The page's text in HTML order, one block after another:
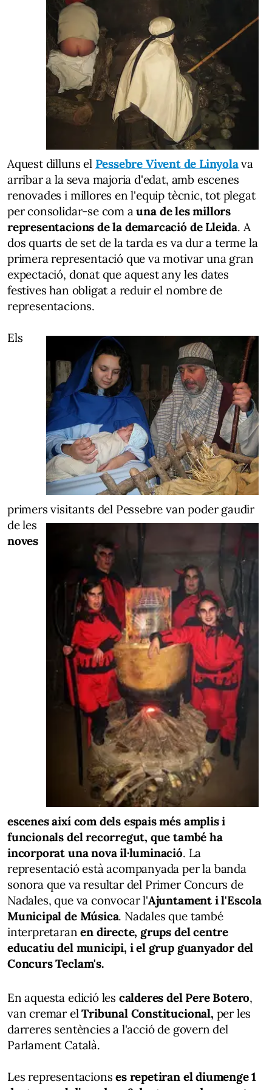
Aquest dilluns el Pessebre Vivent de Linyolava
arribar a la seva majoria d'edat, amb escenes
renovades i millores en l'equip tècnic, tot plegat
per consolidar-se com auna de les millors
representacions de la demarcació de Lleida. A
dos quarts de set de la tarda es va dur a terme la
primera representació que va motivar una gran
expectació, donat que aquest any les dates
festives han obligat a reduir el nombre de
representacions.
Els
primers visitants del Pessebre van poder gaudir
de les
noves
escenes així com dels espais més amplis i
funcionals del recorregut, que també ha
incorporat una nova il·luminació. La
representació està acompanyada per la banda
sonora que va resultar del Primer Concurs de
Nadales, que va convocar l'Ajuntament i l'Escola
Municipal de Música. Nadales que també
interpretaranen directe, grups del centre
educatiu del municipi, i el grup guanyador del
Concurs Teclam's.
En aquesta edició les calderes del Pere Botero,
van cremar elTribunal Constitucional, per les
darreres sentències a l'acció de govern del
Parlament Català.
Les representacionses repetiran el diumenge 1